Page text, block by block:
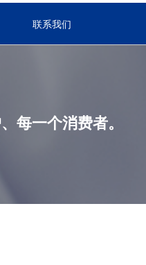
联系我们
每一个消费者。